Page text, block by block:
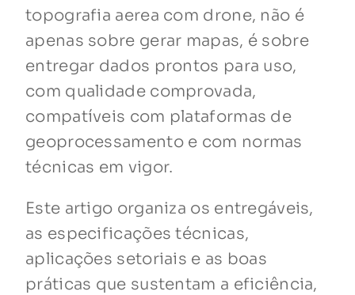
topografia aerea com drone, não é
apenas sobre gerar mapas, é sobre
entregar dados prontos para uso,
com qualidade comprovada,
compatíveis com plataformas de
geoprocessamento e com normas
técnicas em vigor.
Este artigo organiza os entregáveis,
as especificações técnicas,
aplicações setoriais e as boas
práticas que sustentam a eficiência,